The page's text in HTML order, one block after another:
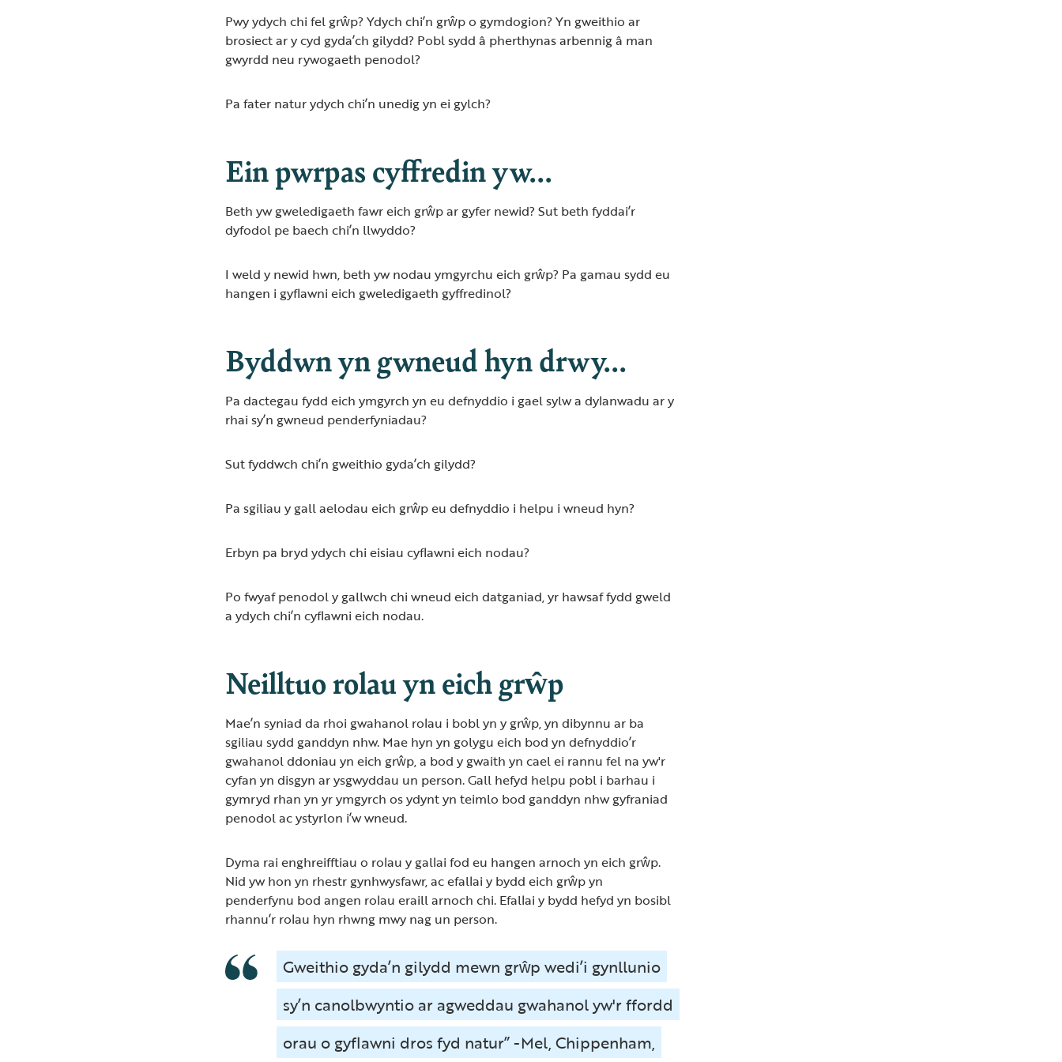
Pwy ydych chi fel grŵp? Ydych chi’n grŵp o gymdogion? Yn gweithio ar
brosiect ar y cyd gyda’ch gilydd? Pobl sydd â pherthynas arbennig â man
gwyrdd neu rywogaeth penodol?
Pa fater natur ydych chi’n unedig yn ei gylch?
Ein pwrpas cyffredin yw...
Beth yw gweledigaeth fawr eich grŵp ar gyfer newid? Sut beth fyddai’r
dyfodol pe baech chi’n llwyddo?
I weld y newid hwn, beth yw nodau ymgyrchu eich grŵp? Pa gamau sydd eu
hangen i gyflawni eich gweledigaeth gyffredinol?
Byddwn yn gwneud hyn drwy...
Pa dactegau fydd eich ymgyrch yn eu defnyddio i gael sylw a dylanwadu ar y
rhai sy’n gwneud penderfyniadau?
Sut fyddwch chi’n gweithio gyda’ch gilydd?
Pa sgiliau y gall aelodau eich grŵp eu defnyddio i helpu i wneud hyn?
Erbyn pa bryd ydych chi eisiau cyflawni eich nodau?
Po fwyaf penodol y gallwch chi wneud eich datganiad, yr hawsaf fydd gweld
a ydych chi’n cyflawni eich nodau.
Neilltuo rolau yn eich grŵp
Mae’n syniad da rhoi gwahanol rolau i bobl yn y grŵp, yn dibynnu ar ba
sgiliau sydd ganddyn nhw. Mae hyn yn golygu eich bod yn defnyddio’r
gwahanol ddoniau yn eich grŵp, a bod y gwaith yn cael ei rannu fel na yw'r
cyfan yn disgyn ar ysgwyddau un person. Gall hefyd helpu pobl i barhau i
gymryd rhan yn yr ymgyrch os ydynt yn teimlo bod ganddyn nhw gyfraniad
penodol ac ystyrlon i’w wneud.
Dyma rai enghreifftiau o rolau y gallai fod eu hangen arnoch yn eich grŵp.
Nid yw hon yn rhestr gynhwysfawr, ac efallai y bydd eich grŵp yn
penderfynu bod angen rolau eraill arnoch chi. Efallai y bydd hefyd yn bosibl
rhannu’r rolau hyn rhwng mwy nag un person.
Gweithio gyda’n gilydd mewn grŵp wedi’i gynllunio
sy’n canolbwyntio ar agweddau gwahanol yw'r ffordd
orau o gyflawni dros fyd natur” -Mel, Chippenham,